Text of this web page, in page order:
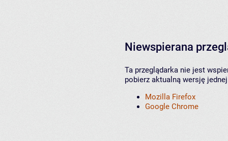
Niewspierana
Ta przeglądarka nie jest
pobierz aktualną wersję
Mozilla Firefox
Google Chrome